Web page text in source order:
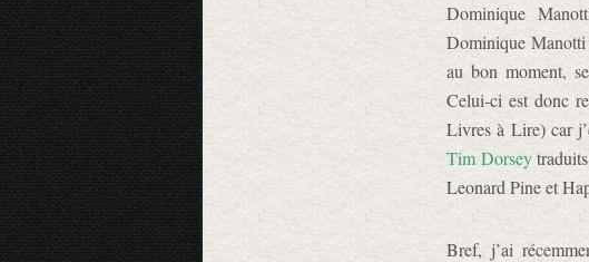
Dominique
Dominique Manotti
au bon moment,
Celui-ci est donc
Livres à Lire) car
Tim Dorseytraduits
Leonard Pine et
Bref, j’ai